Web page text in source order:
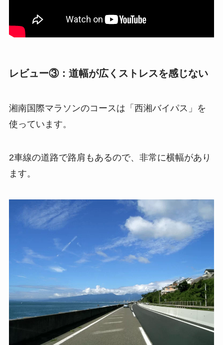
レビュー③：道幅が広くストレスを感じない
湘南国際マラソンのコースは「西湘バイパス」を
使っています。
2車線の道路で路肩もあるので、非常に横幅があり
ます。